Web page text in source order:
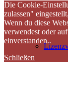
Die Cookie-
zulassen"
Wenn du diese
verwendest oder
einverstanden..
Schließen